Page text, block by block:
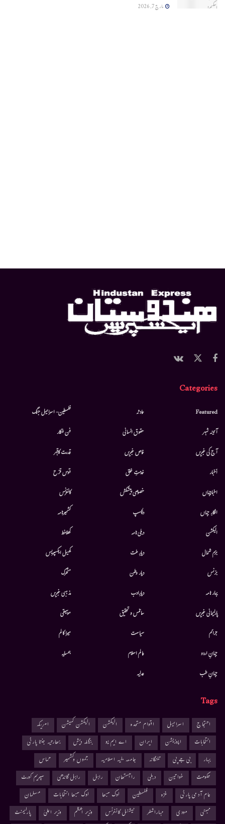
مارچ 7, 2026
Categories
Featured
آئینہ شہر
آج کی خبریں
أخبار
اخبارجہاں
افکارِ جہاں
الیکشن
بزم شمال
بزنس
بہار نامہ
پارلیمانی خبریں
جرائم
جہانِ اردو
جہانِ طب
حادثہ
حقوق انسانی
خاص خبریں
خدمتِ خلق
خصوصی پیشکش
دلچسپ
دہلی نامہ
دیارِ ملت
دیار وطن
دیارِادب
سائنس و تحقیق
سیاست
عالم اسلام
عدلیہ
فلسطین- اسرائیل جنگ
فن فنکار
قدرت کاقہر
قوس قزح
کانفرنس
کشمیرنامہ
کھلاخط
کھیل ایکسپریس
متحرك
مذہبی خبریں
موسيقى
میرا کالم
ہمسایہ
Tags
احتجاج اسرائیل اقوام متحدہ الیکشن الیکشن کمیشن
امریکہ
انتخابات
اپوزیشن ایران اے ایم یو بنگلہ دیش
بھارتیہ جنتا پارٹی
بہار
بی جے پی تلنگانہ جامعہ ملیہ اسلامیہ جموں وکشمیر
حماس
حکومت
خواتین دہلی راجستھان راہل راہل گاندھی
سپریم کورٹ
عام آدمی پارٹی
غزہ فلسطین لوک سبھا لوک سبھا انتخابات
مسلمان
ممبئی
مودی مہاراشٹر نیشنل کانفرنس وزیر اعظم وزیر اعلیٰ
پارلیمنٹ